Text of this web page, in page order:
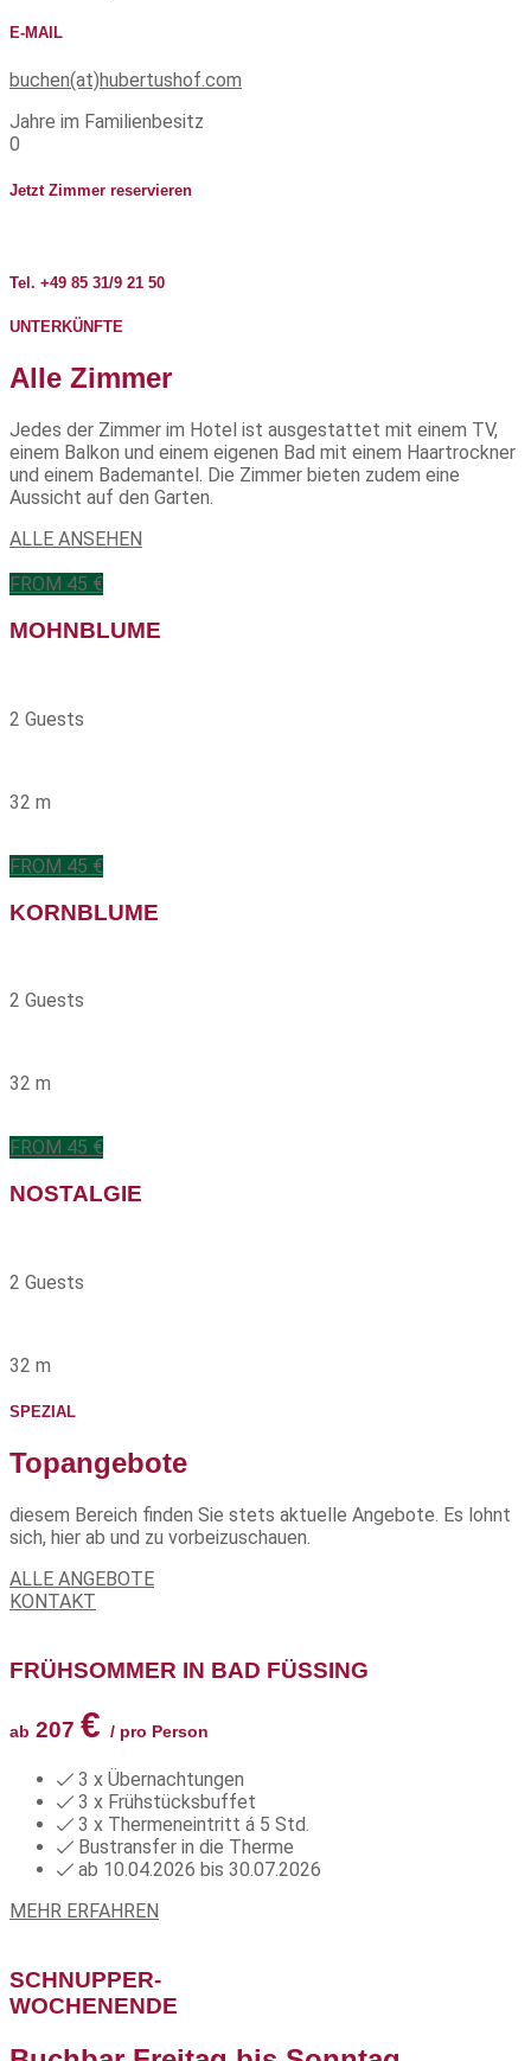
E-MAIL
buchen(at)hubertushof.com
Jahre im Familienbesitz
0
Jetzt Zimmer reservieren
Tel. +49 85 31/9 21 50
UNTERKÜNFTE
Alle Zimmer
Jedes der Zimmer im Hotel ist ausgestattet mit einem TV,
einem Balkon und einem eigenen Bad mit einem Haartrockner
und einem Bademantel. Die Zimmer bieten zudem eine
Aussicht auf den Garten.
ALLE ANSEHEN
FROM 45 €
MOHNBLUME
2 Guests
32 m
FROM 45 €
KORNBLUME
2 Guests
32 m
FROM 45 €
NOSTALGIE
2 Guests
32 m
SPEZIAL
Topangebote
diesem Bereich finden Sie stets aktuelle Angebote. Es lohnt
sich, hier ab und zu vorbeizuschauen.
ALLE ANGEBOTE
KONTAKT
FRÜHSOMMER IN BAD FÜSSING
ab 207 € / pro Person
3 x Übernachtungen
3 x Frühstücksbuffet
3 x Thermeneintritt á 5 Std.
Bustransfer in die Therme
ab 10.04.2026 bis 30.07.2026
MEHR ERFAHREN
SCHNUPPER-
WOCHENENDE